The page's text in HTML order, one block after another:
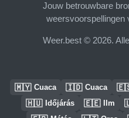
Jouw betrouwbare
weersvoorspellingen
Weer.best © 2026.
🇲🇾 Cuaca 🇮🇩 Cuaca
🇭🇺 Időjárás 🇪🇪 Ilm